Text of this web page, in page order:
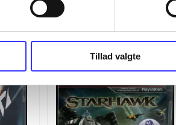
Tillad valgte